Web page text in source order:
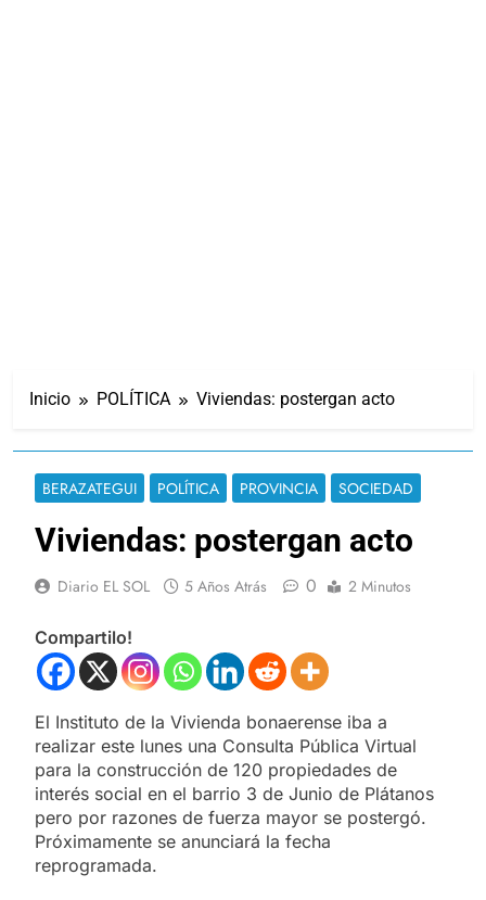
Inicio POLÍTICA Viviendas: postergan acto
BERAZATEGUI POLÍTICA PROVINCIA SOCIEDAD
Viviendas: postergan acto
Diario EL SOL 5 Años Atrás 0 2 Minutos
Compartilo!
El Instituto de la Vivienda bonaerense iba a
realizar este lunes una Consulta Pública Virtual
para la construcción de 120 propiedades de
interés social en el barrio 3 de Junio de Plátanos
pero por razones de fuerza mayor se postergó.
Próximamente se anunciará la fecha
reprogramada.